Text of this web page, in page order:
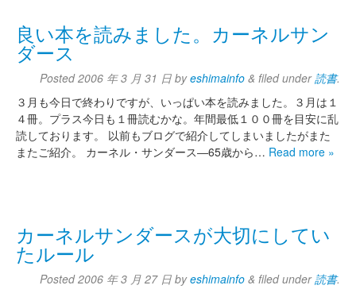
良い本を読みました。カーネルサン
ダース
Posted2006 年 3 月 31 日 byeshimainfo & filed under読書.
３月も今日で終わりですが、いっぱい本を読みました。３月は１
４冊。プラス今日も１冊読むかな。年間最低１００冊を目安に乱
読しております。 以前もブログで紹介してしまいましたがまた
またご紹介。 カーネル・サンダース―65歳から… Read more »
カーネルサンダースが大切にしてい
たルール
Posted2006 年 3 月 27 日 byeshimainfo & filed under読書.